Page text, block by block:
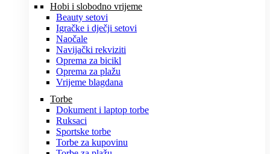
Hobi i slobodno vrijeme
Beauty setovi
Igračke i dječji setovi
Naočale
Navijački rekviziti
Oprema za bicikl
Oprema za plažu
Vrijeme blagdana
Torbe
Dokument i laptop torbe
Ruksaci
Sportske torbe
Torbe za kupovinu